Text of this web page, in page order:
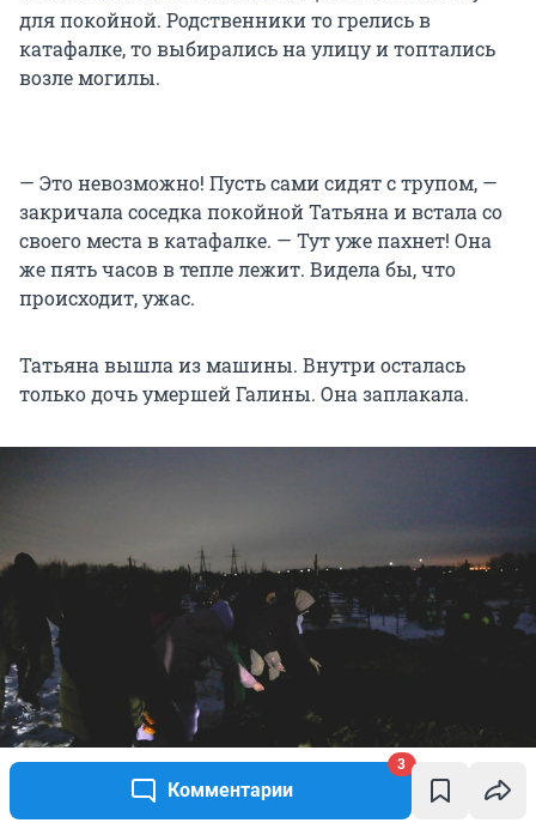
Комментарии
3
для покойной. Родственники то грелись в
катафалке, то выбирались на улицу и топтались
возле могилы.
— Это невозможно! Пусть сами сидят с трупом, —
закричала соседка покойной Татьяна и встала со
своего места в катафалке. — Тут уже пахнет! Она
же пять часов в тепле лежит. Видела бы, что
происходит, ужас.
Татьяна вышла из машины. Внутри осталась
только дочь умершей Галины. Она заплакала.
С бабушкой прощались в темноте